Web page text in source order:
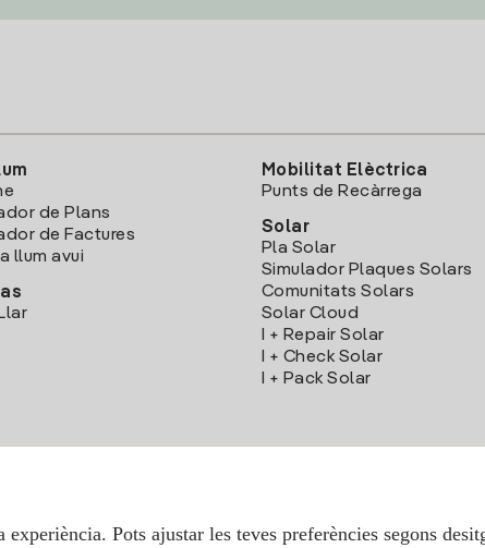
de Plans
de Factures
llum avui
Mobilitat Elèctrica
Punts de Recàrrega
Solar
Pla Solar
Simulador Plaques Solars
Comunitats Solars
Solar Cloud
I + Repair Solar
I + Check Solar
I + Pack Solar
Pots ajustar les teves preferències segons